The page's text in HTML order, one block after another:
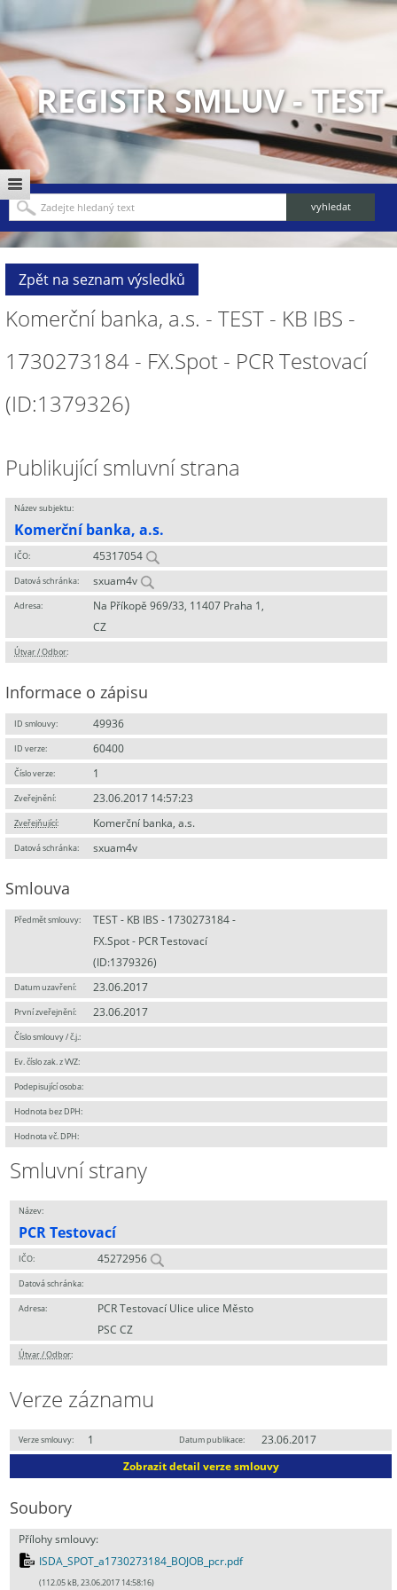
REGISTR SMLUV - TEST
Zpět na seznam výsledků
Komerční banka, a.s. - TEST - KB IBS -
1730273184 - FX.Spot - PCR Testovací
(ID:1379326)
Publikující smluvní strana
Název subjektu:
Komerční banka, a.s.
IČO: 45317054
Datová schránka: sxuam4v
Adresa:
Na Příkopě 969/33, 11407 Praha 1,
CZ
Útvar / Odbor:
Informace o zápisu
ID smlouvy: 49936
ID verze: 60400
Číslo verze: 1
Zveřejnění: 23.06.2017 14:57:23
Zveřejňující: Komerční banka, a.s.
Datová schránka: sxuam4v
Smlouva
Předmět smlouvy:
TEST - KB IBS - 1730273184 -
FX.Spot - PCR Testovací
(ID:1379326)
Datum uzavření: 23.06.2017
První zveřejnění: 23.06.2017
Číslo smlouvy / č.j.:
Ev. číslo zak. z VVZ:
Podepisující osoba:
Hodnota bez DPH:
Hodnota vč. DPH:
Smluvní strany
Název:
PCR Testovací
IČO: 45272956
Datová schránka:
Adresa:
PCR Testovací Ulice ulice Město
PSC CZ
Útvar / Odbor:
Verze záznamu
Verze smlouvy: 1 Datum publikace:
23.06.2017
Zobrazit detail verze smlouvy
Soubory
Přílohy smlouvy:
ISDA_SPOT_a1730273184_BOJOB_pcr.pdf
(112.05 kB, 23.06.2017 14:58:16)